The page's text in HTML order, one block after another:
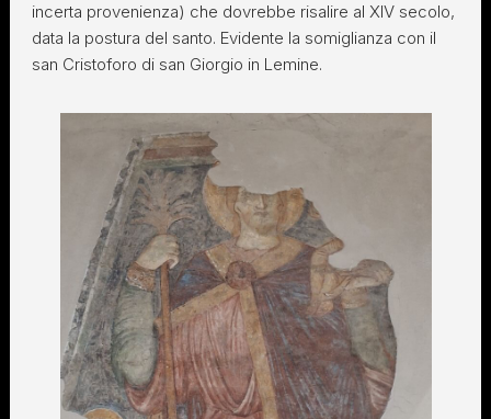
incerta provenienza) che dovrebbe risalire al XIV secolo,
data la postura del santo. Evidente la somiglianza con il
san Cristoforo di san Giorgio in Lemine.